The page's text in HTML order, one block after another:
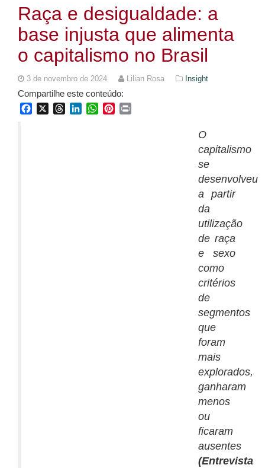
Raça e desigualdade: a
base injusta que alimenta
o capitalismo no Brasil
3 de novembro de 2024 Lilian Rosa Insight
Compartilhe este conteúdo:
FacebookThreadsLinkedInWhatsApp
Pinterest
O
capitalismo
se
desenvolveu
a partir
da
utilização
de raça
e sexo
como
critérios
de
segmentos
que
foram
mais
explorados,
ganharam
menos
ou
ficaram
ausentes
(Entrevista